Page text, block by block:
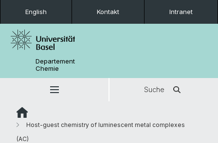
English Kontakt Intranet
Departement
Chemie
Suche
Host-guest chemistry of luminescent metal complexes
(AC)